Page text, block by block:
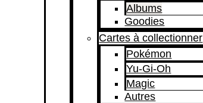
Albums
Goodies
Cartes à collectionner
Pokémon
Yu-Gi-Oh
Magic
Autres